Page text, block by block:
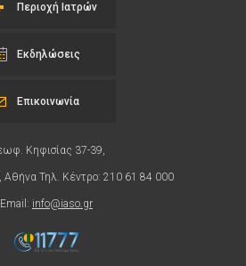
Περιοχή Ιατρών
Εκδηλώσεις
Κηφισίας 37-39,
Αθήνα Τηλ. Κέντρο: 210 61 84 000
Email: info@iaso.gr
Επικοινωνία